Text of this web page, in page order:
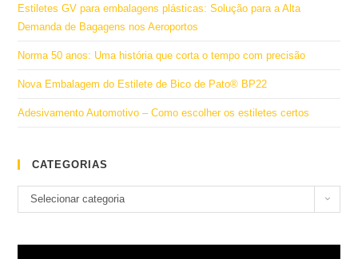
Estiletes GV para embalagens plásticas: Solução para a Alta
Demanda de Bagagens nos Aeroportos
Norma 50 anos: Uma história que corta o tempo com precisão
Nova Embalagem do Estilete de Bico de Pato® BP22
Adesivamento Automotivo – Como escolher os estiletes certos
CATEGORIAS
Categorias
Selecionar categoria